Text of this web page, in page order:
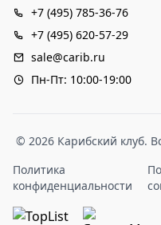
+7 (495) 785-36-76
+7 (495) 620-57-29
sale@carib.ru
Пн-Пт: 10:00-19:00
© 2026 Карибский клуб.
Политика
конфиденциальности